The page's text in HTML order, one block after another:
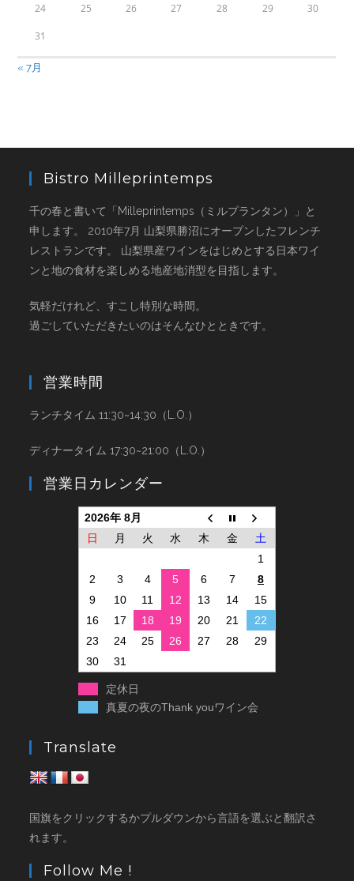
24 25 26 27 28 29 30
31
« 7月
Bistro Milleprintemps
千の春と書いて「Milleprintemps（ミルプランタン）」と
申します。 2010年7月 山梨県勝沼にオープンしたフレンチ
レストランです。 山梨県産ワインをはじめとする日本ワイ
ンと地の食材を楽しめる地産地消型を目指します。
気軽だけれど、すこし特別な時間。
過ごしていただきたいのはそんなひとときです。
営業時間
ランチタイム 11:30~14:30（L.O.）
ディナータイム 17:30~21:00（L.O.）
営業日カレンダー
2026年 8月
日
月 火 水 木 金
土
1
2
3 4 5 6 7
8
9
10 11 12 13 14
15
16
17 18 19 20 21
22
23
24 25 26 27 28
29
30
31
定休日
真夏の夜のThank youワイン会
Translate
国旗をクリックするかプルダウンから言語を選ぶと翻訳さ
れます。
Follow Me !